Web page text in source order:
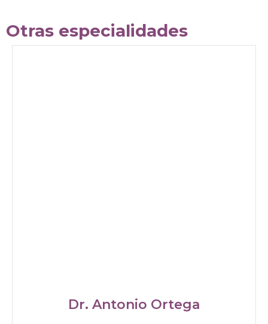
Otras especialidades
Dr. Antonio Ortega